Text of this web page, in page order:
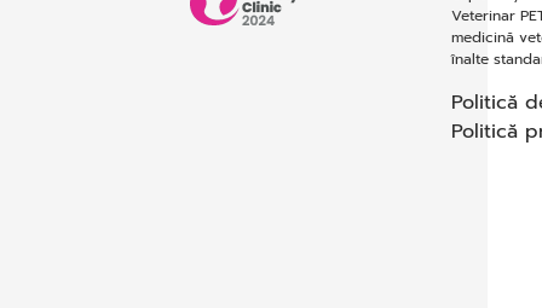
Veterinar
medicină
înalte
Politică
Politică